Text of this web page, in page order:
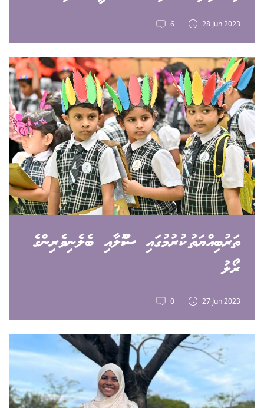
6 28 Jun 2023
ތަރުބިއްޔަތު ކުރުމުގައި ސްކޫލާއި ބެލެނިވެރިންގެ
ރޯލު
0 27 Jun 2023